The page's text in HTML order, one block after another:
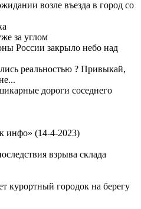
возле въезда в город со
за углом
России закрыло небо над
реальностью ? Привыкай,
дороги соседнего
инфо» (14-4-2023)
взрыва склада
курортный городок на берегу